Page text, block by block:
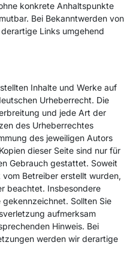
konkrete Anhaltspunkte
Bei Bekanntwerden von
Links umgehend
Inhalte und Werke auf
Urheberrecht. Die
und jede Art der
des Urheberrechtes
des jeweiligen Autors
dieser Seite sind nur für
Gebrauch gestattet. Soweit
Betreiber erstellt wurden,
beachtet. Insbesondere
Sollten Sie
aufmerksam
Hinweis. Bei
werden wir derartige